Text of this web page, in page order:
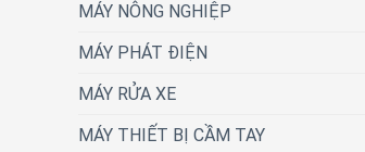
MÁY NÔNG NGHIỆP
MÁY PHÁT ĐIỆN
MÁY RỬA XE
MÁY THIẾT BỊ CẦM TAY